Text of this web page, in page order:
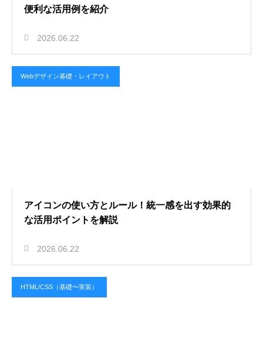
便利な活用例を紹介
2026.06.22
Webデザイン基礎・レイアウト
アイコンの使い方とルール！統一感を出す効果的
な活用ポイントを解説
2026.06.22
HTML/CSS（基礎〜実装）